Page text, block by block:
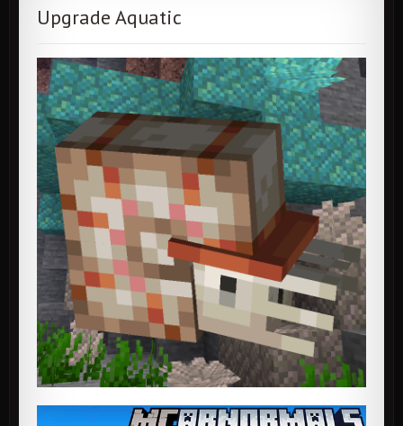
Upgrade Aquatic